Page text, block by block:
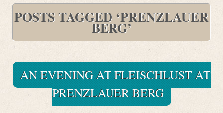
POSTS TAGGED ‘PRENZLAUER
BERG’
AN EVENING AT FLEISCHLUST AT
PRENZLAUER BERG